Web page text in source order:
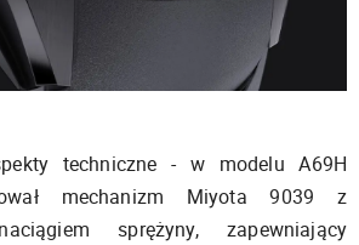
techniczne - w modelu A69H
mechanizm Miyota 9039 z
sprężyny, zapewniający